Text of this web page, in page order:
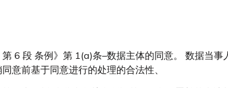
6 段 条例》第 1(a)条–数据主体的同意。 数据当事
意前基于同意进行的处理的合法性、